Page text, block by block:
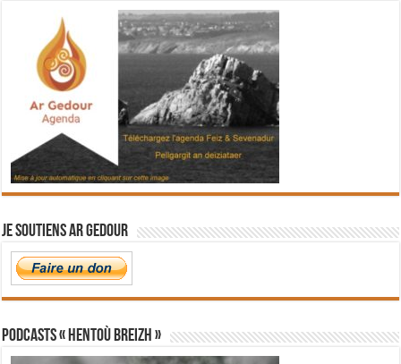
Je soutiens Ar Gedour
PODCASTS « Hentoù Breizh »